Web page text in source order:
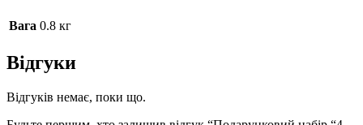
Вага 0.8 кг
Відгуки
Відгуків немає, поки що.